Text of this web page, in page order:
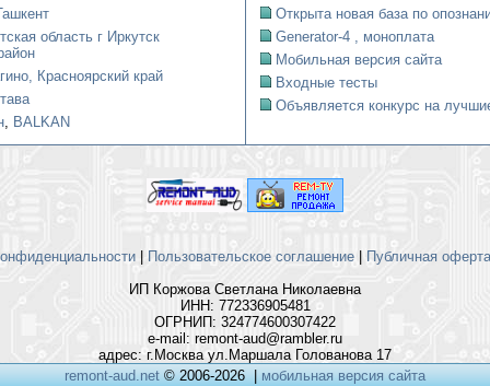
область г Иркутск
Красноярский край
, BALKAN
Открыта новая база по
Generator-4 , моноплата
Мобильная версия сайта
Входные тесты
Объявляется конкурс на
| Пользовательское соглашение|
Публичная
ИП Коржова Светлана Николаевна
ИНН: 772336905481
ОГРНИП: 324774600307422
e-mail: remont-aud@rambler.ru
адрес: г.Москва ул.Маршала Голованова 17
remont-aud.net© 2006-2026 |мобильная версия сайта